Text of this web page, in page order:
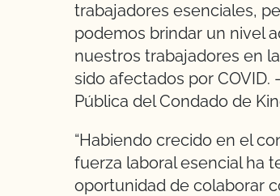
trabajadores esenciales,
podemos brindar un nivel
nuestros trabajadores en
sido afectados por COVID.
Pública del Condado de
“Habiendo crecido en el
fuerza laboral esencial ha
oportunidad de colaborar